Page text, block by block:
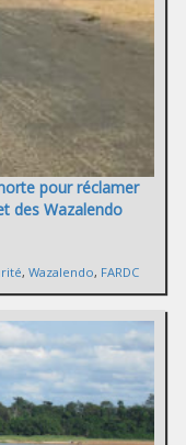
pour réclamer
des Wazalendo
, Wazalendo, FARDC